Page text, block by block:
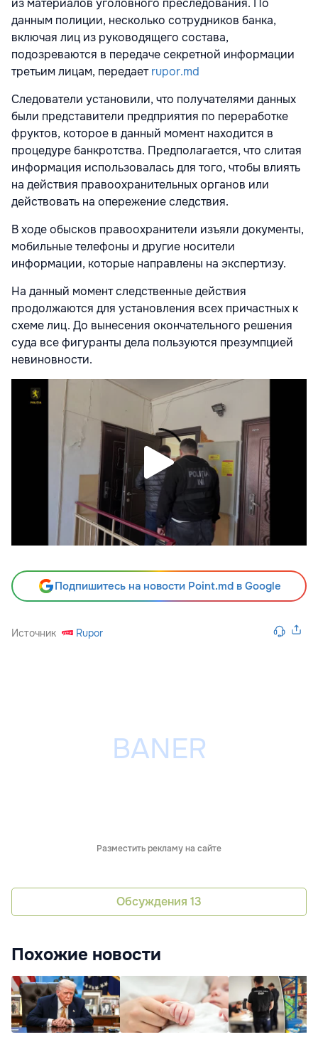
данным полиции, несколько сотрудников банка,
включая лиц из руководящего состава,
подозреваются в передаче секретной информации
третьим лицам, передаетrupor.md
Следователи установили, что получателями данных
были представители предприятия по переработке
фруктов, которое в данный момент находится в
процедуре банкротства. Предполагается, что слитая
информация использовалась для того, чтобы влиять
на действия правоохранительных органов или
действовать на опережение следствия.
В ходе обысков правоохранители изъяли документы,
мобильные телефоны и другие носители
информации, которые направлены на экспертизу.
На данный момент следственные действия
продолжаются для установления всех причастных к
схеме лиц. До вынесения окончательного решения
суда все фигуранты дела пользуются презумпцией
невиновности.
Подпишитесь на новости Point.md в Google
Источник Rupor
Разместить рекламу на сайте
Обсуждения 13
Похожие новости